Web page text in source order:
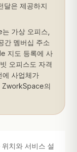
달은 제공하지
가상 오피스,
간 멤버십 주소
지도 등록에 사
오피스도 자격
에 사업체가
ZworkSpace의
치와 서비스 설